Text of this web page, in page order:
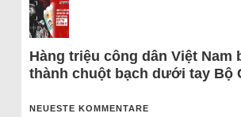
Hàng triệu công dân Việt Nam
thành chuột bạch dưới tay Bộ
NEUESTE KOMMENTARE